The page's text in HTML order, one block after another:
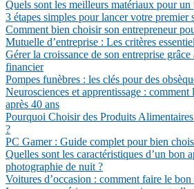
Quels sont les meilleurs matériaux pour un
3 étapes simples pour lancer votre premier
Comment bien choisir son entrepreneur
Mutuelle d’entreprise : Les critères
Gérer la croissance de son entreprise
financier
Pompes funèbres : les clés pour des
Neurosciences et apprentissage : comment
après 40 ans
Pourquoi Choisir des Produits
?
PC Gamer : Guide complet pour bien
Quelles sont les caractéristiques d’un bon
photographie de nuit ?
Voitures d’occasion : comment faire le